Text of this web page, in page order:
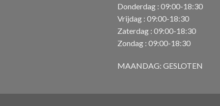
Donderdag : 09:00-18:30
Vrijdag : 09:00-18:30
Zaterdag : 09:00-18:30
Zondag : 09:00-18:30
MAANDAG: GESLOTEN